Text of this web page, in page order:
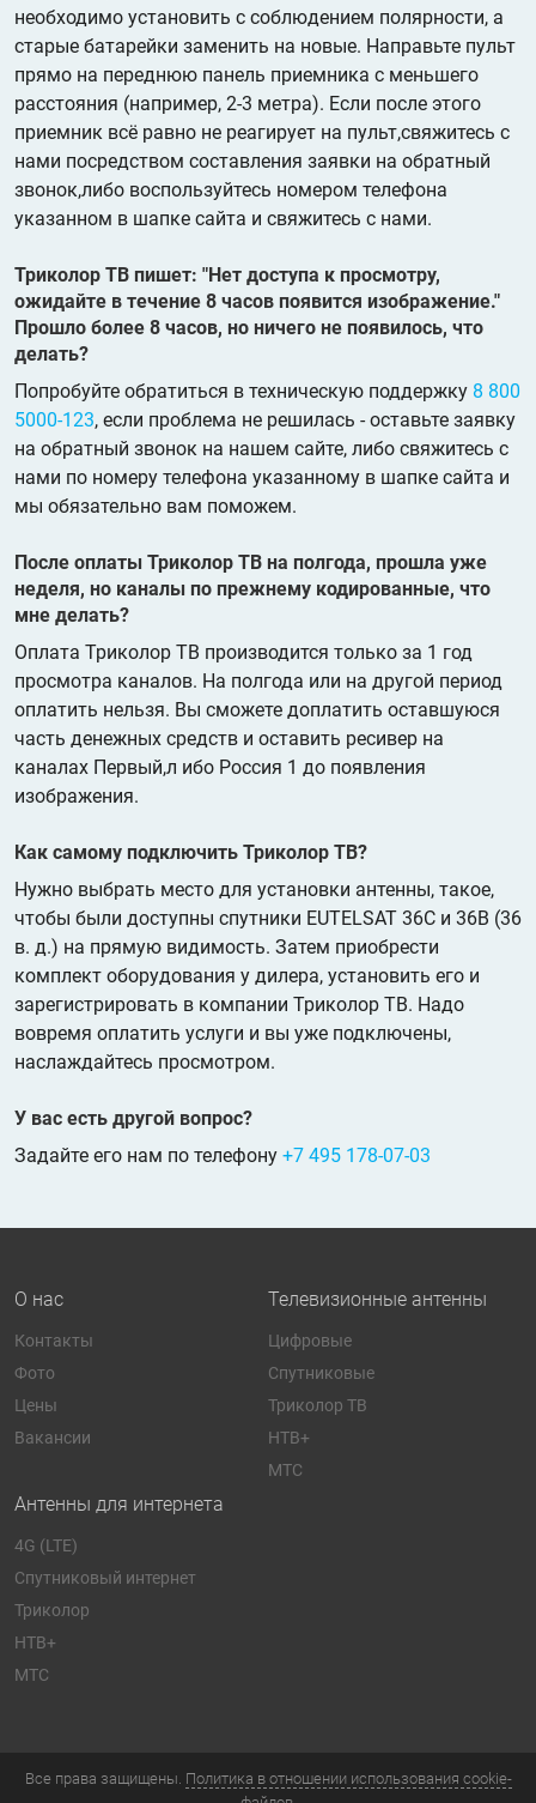
необходимо установить с соблюдением полярности, а
старые батарейки заменить на новые. Направьте пульт
прямо на переднюю панель приемника с меньшего
расстояния (например, 2-3 метра). Если после этого
приемник всё равно не реагирует на пульт,свяжитесь с
нами посредством составления заявки на обратный
звонок,либо воспользуйтесь номером телефона
указанном в шапке сайта и свяжитесь с нами.
Триколор ТВ пишет: "Нет доступа к просмотру,
ожидайте в течение 8 часов появится изображение."
Прошло более 8 часов, но ничего не появилось, что
делать?
Попробуйте обратиться в техническую поддержку 8 800
5000-123, если проблема не решилась - оставьте заявку
на обратный звонок на нашем сайте, либо свяжитесь с
нами по номеру телефона указанному в шапке сайта и
мы обязательно вам поможем.
После оплаты Триколор ТВ на полгода, прошла уже
неделя, но каналы по прежнему кодированные, что
мне делать?
Оплата Триколор ТВ производится только за 1 год
просмотра каналов. На полгода или на другой период
оплатить нельзя. Вы сможете доплатить оставшуюся
часть денежных средств и оставить ресивер на
каналах Первый,л ибо Россия 1 до появления
изображения.
Как самому подключить Триколор ТВ?
Нужно выбрать место для установки антенны, такое,
чтобы были доступны спутники EUTELSAT 36C и 36B (36
в. д.) на прямую видимость. Затем приобрести
комплект оборудования у дилера, установить его и
зарегистрировать в компании Триколор ТВ. Надо
вовремя оплатить услуги и вы уже подключены,
наслаждайтесь просмотром.
У вас есть другой вопрос?
Задайте его нам по телефону +7 495 178-07-03
О нас
Контакты
Фото
Цены
Вакансии
Телевизионные антенны
Цифровые
Спутниковые
Триколор ТВ
НТВ+
МТС
Антенны для интернета
4G (LTE)
Спутниковый интернет
Триколор
НТВ+
МТС
Все права защищены. Политика в отношении использования cookie-